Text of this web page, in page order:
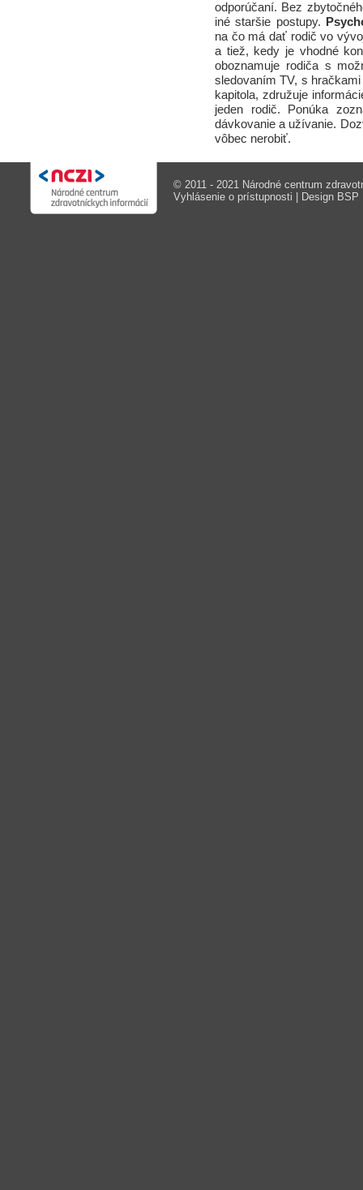
odporúčaní. Bez
iné staršie postupy.
na čo má dať rodič vo
a tiež, kedy je vhodné
oboznamuje rodiča s
sledovaním TV, s
kapitola, združuje
jeden rodič. Ponúka
dávkovanie a užívanie.
vôbec nerobiť.
© 2011 - 2021 Národné centrum
Vyhlásenie o prístupnosti | Design BSP